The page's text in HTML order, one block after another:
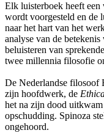
Elk luisterboek heeft een
wordt voorgesteld en de
naar het hart van het
analyse van de
beluisteren van
twee millennia filosofie
De Nederlandse filosoof
zijn hoofdwerk, de
het na zijn dood
opschudding. Spinoza
ongehoord.